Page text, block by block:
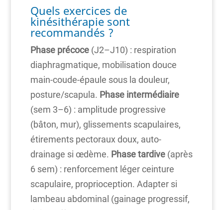
Quels exercices de
kinésithérapie sont
recommandés ?
Phase précoce(J2–J10) : respiration
diaphragmatique, mobilisation douce
main-coude-épaule sous la douleur,
posture/scapula. Phase intermédiaire
(sem 3–6) : amplitude progressive
(bâton, mur), glissements scapulaires,
étirements pectoraux doux, auto-
drainage si œdème. Phase tardive(après
6 sem) : renforcement léger ceinture
scapulaire, proprioception. Adapter si
lambeau abdominal (gainage progressif,